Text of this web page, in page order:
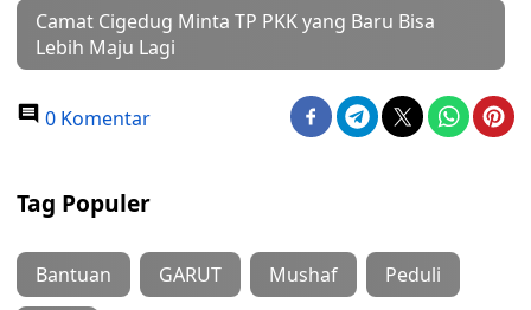
Camat Cigedug Minta TP PKK yang Baru Bisa
Lebih Maju Lagi
0 Komentar
Tag Populer
Bantuan GARUT Mushaf Peduli